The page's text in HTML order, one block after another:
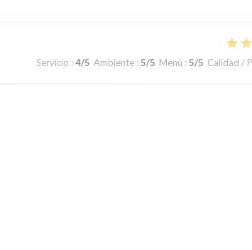
Servicio : 4/5 Ambiente : 5/5 Menú : 5/5 Calidad /